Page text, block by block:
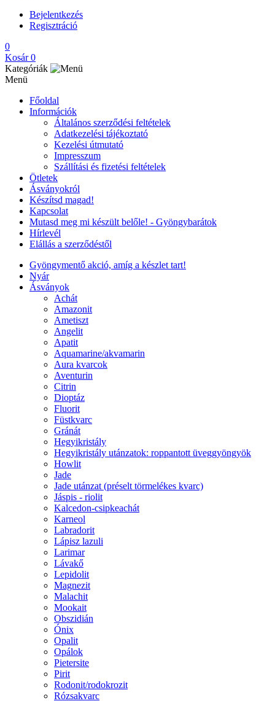
Bejelentkezés
Regisztráció
0
Kosár 0
Kategóriák
Menü
Főoldal
Információk
Általános szerződési feltételek
Adatkezelési tájékoztató
Kezelési útmutató
Impresszum
Szállítási és fizetési feltételek
Ötletek
Ásványokról
Készítsd magad!
Kapcsolat
Mutasd meg mi készült belőle! - Gyöngybarátok
Hírlevél
Elállás a szerződéstől
Gyöngymentő akció, amíg a készlet tart!
Nyár
Ásványok
Achát
Amazonit
Ametiszt
Angelit
Apatit
Aquamarine/akvamarin
Aura kvarcok
Aventurin
Citrin
Dioptáz
Fluorit
Füstkvarc
Gránát
Hegyikristály
Hegyikristály utánzatok: roppantott üveggyöngyök
Howlit
Jade
Jade utánzat (préselt törmelékes kvarc)
Jáspis - riolit
Kalcedon-csipkeachát
Karneol
Labradorit
Lápisz lazuli
Larimar
Lávakő
Lepidolit
Magnezit
Malachit
Mookait
Obszidián
Ónix
Opalit
Opálok
Pietersite
Pirit
Rodonit/rodokrozit
Rózsakvarc